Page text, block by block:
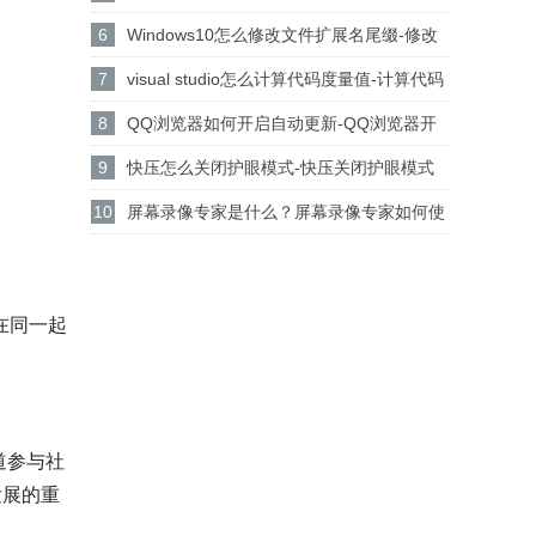
同一起
参与社
的重
设置csgo路径的方法
6 Windows10怎么修改文件扩展名尾缀-修改
文件扩展名尾缀方法
7 visual studio怎么计算代码度量值-计算代码
度量值方法
8 QQ浏览器如何开启自动更新-QQ浏览器开
启自动更新的方法
9 快压怎么关闭护眼模式-快压关闭护眼模式
的方法介绍
10 屏幕录像专家是什么？屏幕录像专家如何使